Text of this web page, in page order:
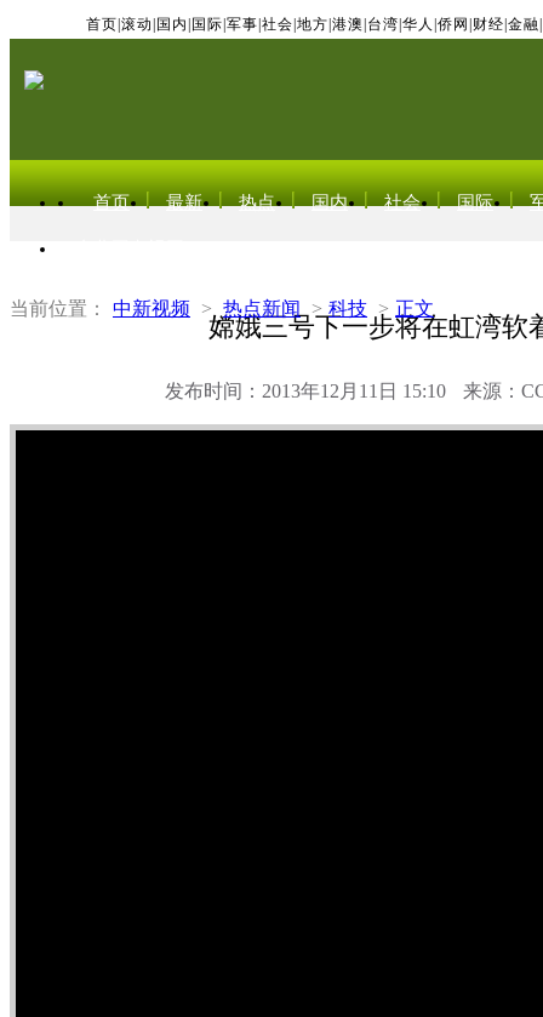
首页 滚动 国内 国际 军事 社会 地方 港澳 台湾 华人 侨网 财经 金融
首页 最新 热点 国内 社会 国际
当前位置： 中新视频 > 热点新闻 > 科技 > 正文
嫦娥三号下一步将在虹湾软
发布时间：2013年12月11日 15:10 来源：